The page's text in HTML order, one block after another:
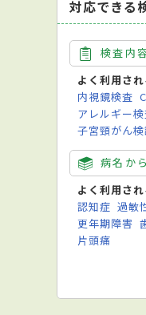
対応できる
検査内
よく利用さ
内視鏡検査
アレルギー
子宮頸がん
病名か
よく利用さ
認知症 過敏
更年期障害
片頭痛